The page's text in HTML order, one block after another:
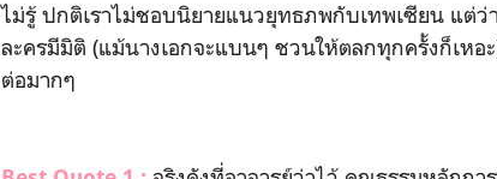
ไม่รู้ ปกติเราไม่ชอบนิยายแนวยุทธภพกับเทพเซียน แต่ว่
ละครมีมิติ (แม้นางเอกจะแบนๆ ชวนให้ตลกทุกครั้งก็เหอ
ต่อมากๆ